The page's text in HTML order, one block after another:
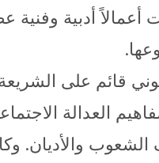
أدبية وفنية
قائم على
العدالة
والأديان.